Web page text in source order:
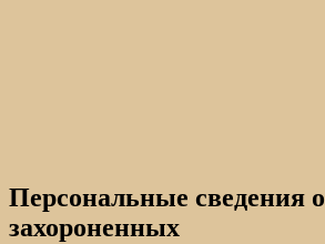
Персональные сведения о
захороненных